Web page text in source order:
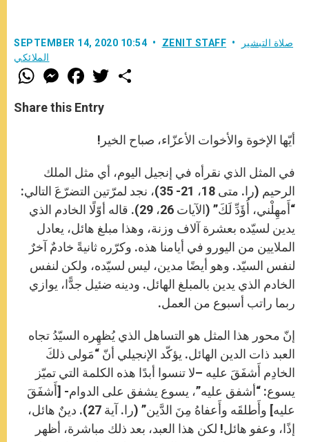
SEPTEMBER 14, 2020 10:54 ZENIT STAFF
صلاة التبشير
الملائكي
W
h
t
s
M
e
s
e
F
a
e
b
w
r
Share this Entry
أيّها الإخوة والأخوات الأعزّاء، صباح الخير!
في المثل الذي نقرأه في إنجيل اليوم، أي مثل الملك
الرحيم (را. متى 18، 21- 35)، نجد لمرّتين التضرّعَ التالي:
“أَمهِلْني، أُؤَدِّ لَكَ” (الآيات 26، 29). قاله أوّلًا الخادم الذي
يدين لسيّده بعشرة آلاف وزنة، وهذا مبلغ هائل، يعادل
الملايين من اليورو في أيامنا هذه. وكرّره ثانيةً خادمٌ آخرٌ
لنفس السيّد. وهو أيضًا مدين، ليس لسيّده، ولكن لنفس
الخادم الذي يدين بالمبلغ الهائل. ودينه ضئيل جدًّا، يوازي
ربما راتب أسبوع من العمل.
إنّ محور هذا المثل هو التساهل الذي يُظهِره السيّدُ تجاه
العبد ذات الدين الهائل. يؤكّد الإنجيلي أنّ “مَولى ذلكَ
الخادِم أَشفَقَ عليه –لا تنسوا أبدًا هذه الكلمة التي تميّز
يسوع: “أشفق عليه”، يسوع يشفق على الدوام- [أَشفَقَ
عليه] وأَطلقَه وأَعفاهُ مِنَ الدَّين” (را. آية 27). دينٌ هائل،
إذًا، وعفو هائل! لكن هذا العبد، بعد ذلك مباشرة، أظهر